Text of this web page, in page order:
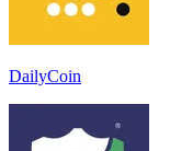
DailyCoin